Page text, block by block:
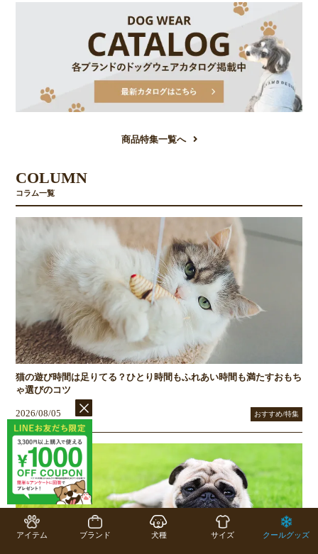
アイテム ブランド 犬種 サイズ クールグッズ
商品特集一覧へ
COLUMN
コラム一覧
猫の遊び時間は足りてる？ひとり時間もふれあい時間も満たすおもち
ゃ選びのコツ
2026/08/05 おすすめ/特集